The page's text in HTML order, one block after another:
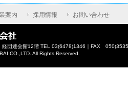
案内 採用情報 お問い合わせ
経団連会館12階 TEL 03(6478)1346｜FAX
CO.,LTD. All Rights Reserved.